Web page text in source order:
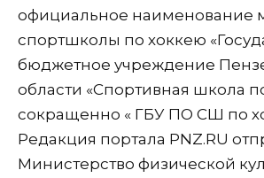
официальное наименование
спортшколы по хоккею
бюджетное учреждение
области «Спортивная школа
сокращенно « ГБУ ПО СШ по
Редакция портала PNZ.RU
Министерство физической